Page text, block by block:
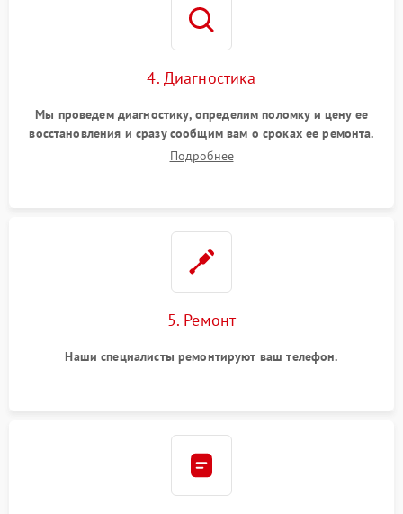
4. Диагностика
Мы проведем диагностику, определим поломку и цену ее
восстановления и сразу сообщим вам о сроках ее ремонта.
Подробнее
5. Ремонт
Наши специалисты ремонтируют ваш телефон.